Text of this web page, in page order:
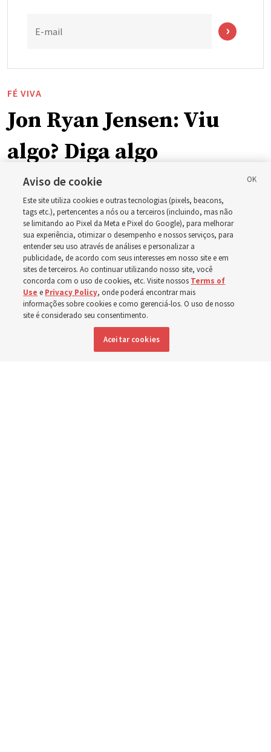
E-mail
FÉ VIVA
Jon Ryan Jensen: Viu
algo? Diga algo
“Quando adquirimos um testemunho de uma verdade
evangélica por meio da inspiração do Espírito Santo,
também temos a responsabilidade de compartilhá-la
com os outros”
8 agosto 2026, 1:20 p.m. MDT Compartilhar
Inglês
Aviso de cookie
Este site utiliza cookies e outras tecnologias (pixels, beacons,
tags etc.), pertencentes a nós ou a terceiros (incluindo, mas não
se limitando ao Pixel da Meta e Pixel do Google), para melhorar
sua experiência, otimizar o desempenho e nossos serviços, para
entender seu uso através de análises e personalizar a
publicidade, de acordo com seus interesses em nosso site e em
sites de terceiros. Ao continuar utilizando nosso site, você
concorda com o uso de cookies, etc. Visite nossos Terms of
Use e Privacy Policy, onde poderá encontrar mais
informações sobre cookies e como gerenciá-los. O uso de nosso
site é considerado seu consentimento.
Aceitar cookies